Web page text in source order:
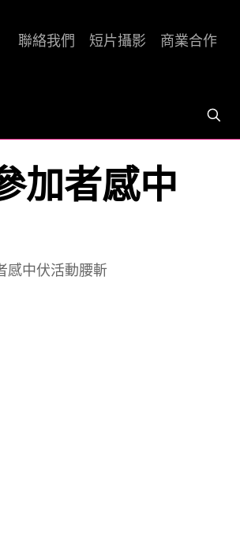
聯絡我們 短片攝影 商業合作
加者感中
感中伏活動腰斬